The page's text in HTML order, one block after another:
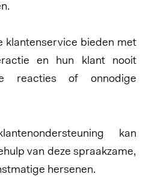
klantenservice bieden met
en hun klant nooit
reacties of onnodige
kan
van deze spraakzame,
hersenen.